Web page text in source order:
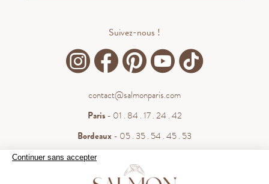
Continuer sans accepter
Suivez-nous !
contact@salmonparis.com
Paris- 01 . 84 . 17 . 24 . 42
Bordeaux- 05 . 35 . 54 . 45 . 53
WhatsApp